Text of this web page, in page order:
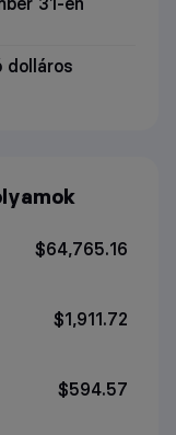
dolláros
$64,765.16
$1,911.72
$594.57